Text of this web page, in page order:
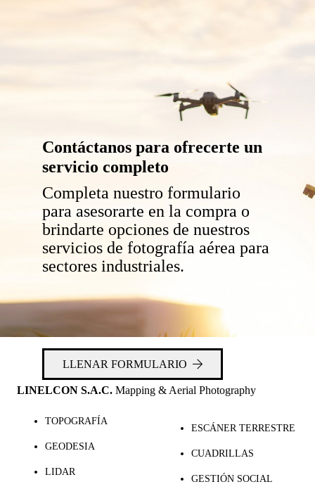
Contáctanos para ofrecerte un
servicio completo
Completa nuestro formulario
para asesorarte en la compra o
brindarte opciones de nuestros
servicios de fotografía aérea para
sectores industriales.
LLENAR FORMULARIO
LINELCON S.A.C. Mapping & Aerial Photography
TOPOGRAFÍA
GEODESIA
LIDAR
ESCÁNER TERRESTRE
CUADRILLAS
GESTIÓN SOCIAL